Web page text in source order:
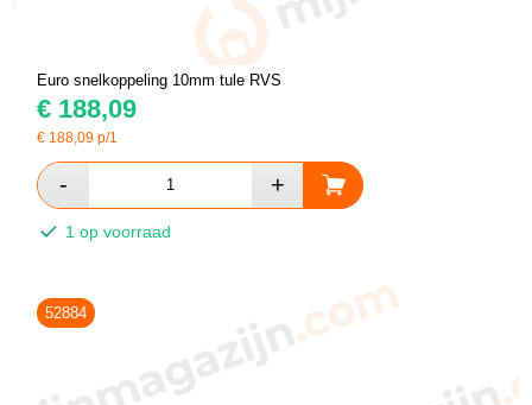
Euro snelkoppeling 10mm tule RVS
€ 188,09
€ 188,09 p/1
1 op voorraad
52884